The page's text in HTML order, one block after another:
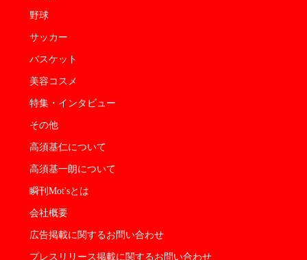
野球
サッカー
バスケット
美容コスメ
特集・インタビュー
その他
高須基仁について
高須基一朗について
瞬刊Mot'sとは
会社概要
広告掲載に関するお問い合わせ
プレスリリース掲載に関するお問い合わせ